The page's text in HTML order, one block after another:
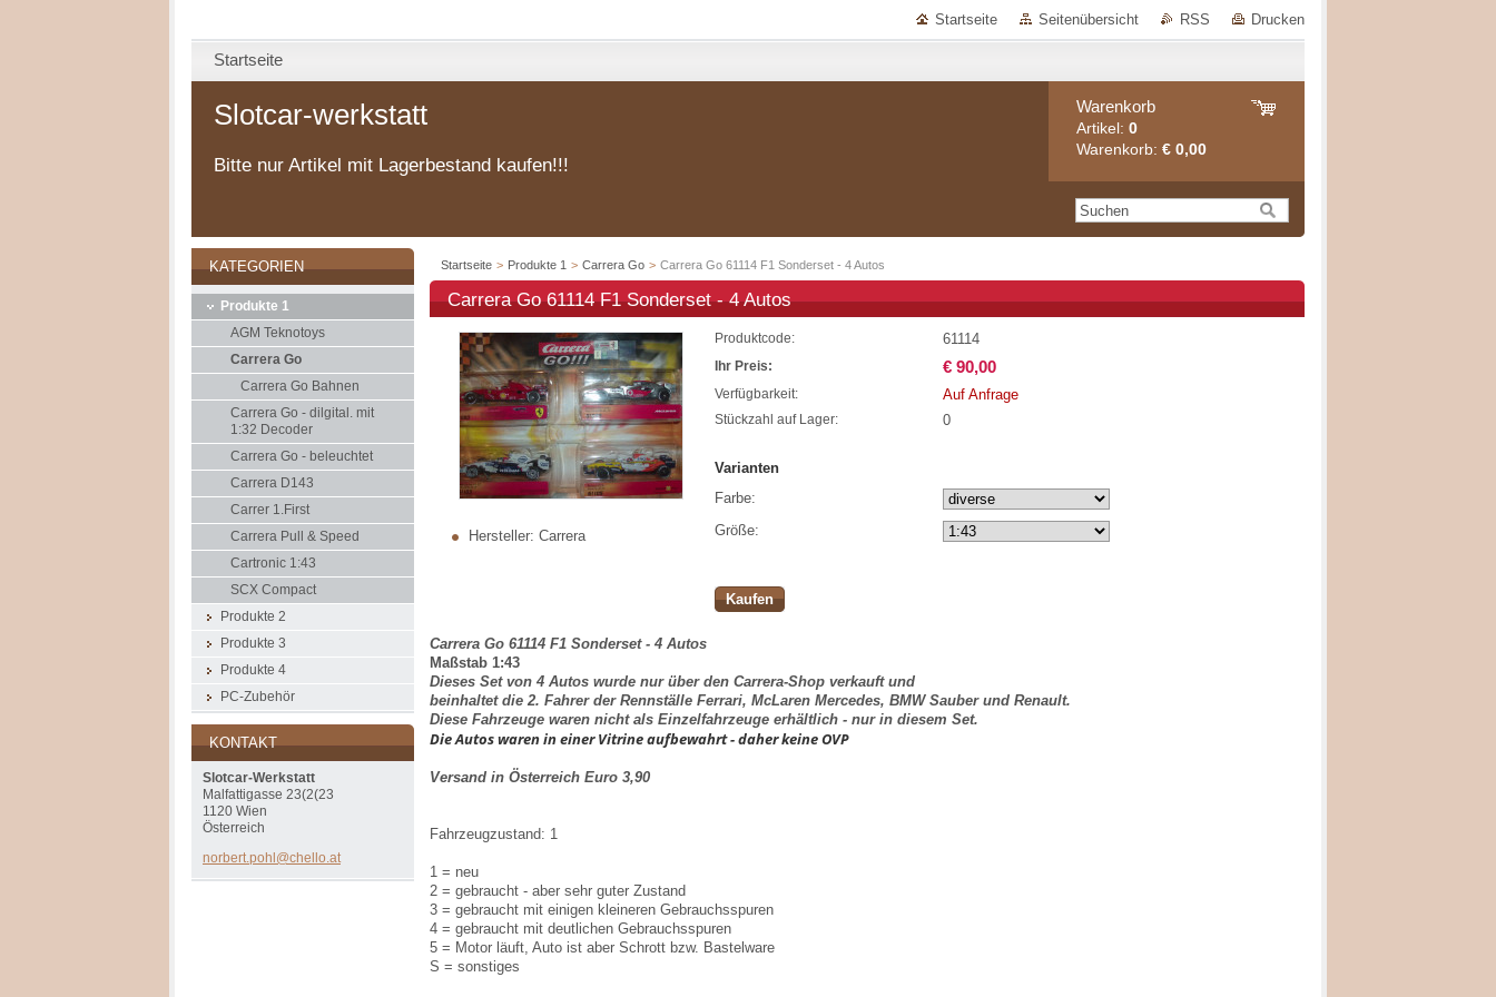
Startseite Seitenübersicht RSS Drucken
Startseite
Slotcar-werkstatt
Bitte nur Artikel mit Lagerbestand kaufen!!!
Warenkorb
Artikel: 0
Warenkorb: € 0,00
Startseite > Produkte 1 > Carrera Go > Carrera Go 61114 F1 Sonderset - 4 Autos
Carrera Go 61114 F1 Sonderset - 4 Autos
Hersteller: Carrera
Produktcode: 61114
Ihr Preis: € 90,00
Verfügbarkeit: Auf Anfrage
Stückzahl auf Lager: 0
Varianten
Farbe:
Größe:
Kaufen
Carrera Go 61114 F1 Sonderset - 4 Autos
Maßstab 1:43
Dieses Set von 4 Autos wurde nur über den Carrera-Shop verkauft und
beinhaltet die 2. Fahrer der Rennställe Ferrari, McLaren Mercedes, BMW Sauber und Renault.
Diese Fahrzeuge waren nicht als Einzelfahrzeuge erhältlich - nur in diesem Set.
Die Autos waren in einer Vitrine aufbewahrt - daher keine OVP
Versand in Österreich Euro 3,90
Fahrzeugzustand: 1
1 = neu
2 = gebraucht - aber sehr guter Zustand
3 = gebraucht mit einigen kleineren Gebrauchsspuren
4 = gebraucht mit deutlichen Gebrauchsspuren
5 = Motor läuft, Auto ist aber Schrott bzw. Bastelware
S = sonstiges
KATEGORIEN
Produkte 1
AGM Teknotoys
Carrera Go
Carrera Go Bahnen
Carrera Go - dilgital. mit
1:32 Decoder
Carrera Go - beleuchtet
Carrera D143
Carrer 1.First
Carrera Pull & Speed
Cartronic 1:43
SCX Compact
Produkte 2
Produkte 3
Produkte 4
PC-Zubehör
KONTAKT
Slotcar-Werkstatt
Malfattigasse 23(2(23
1120 Wien
Österreich
norbert. pohl@che llo.at